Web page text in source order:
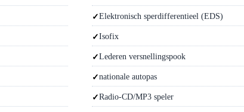
Elektronisch sperdifferentieel (EDS)
Isofix
Lederen versnellingspook
nationale autopas
Radio-CD/MP3 speler